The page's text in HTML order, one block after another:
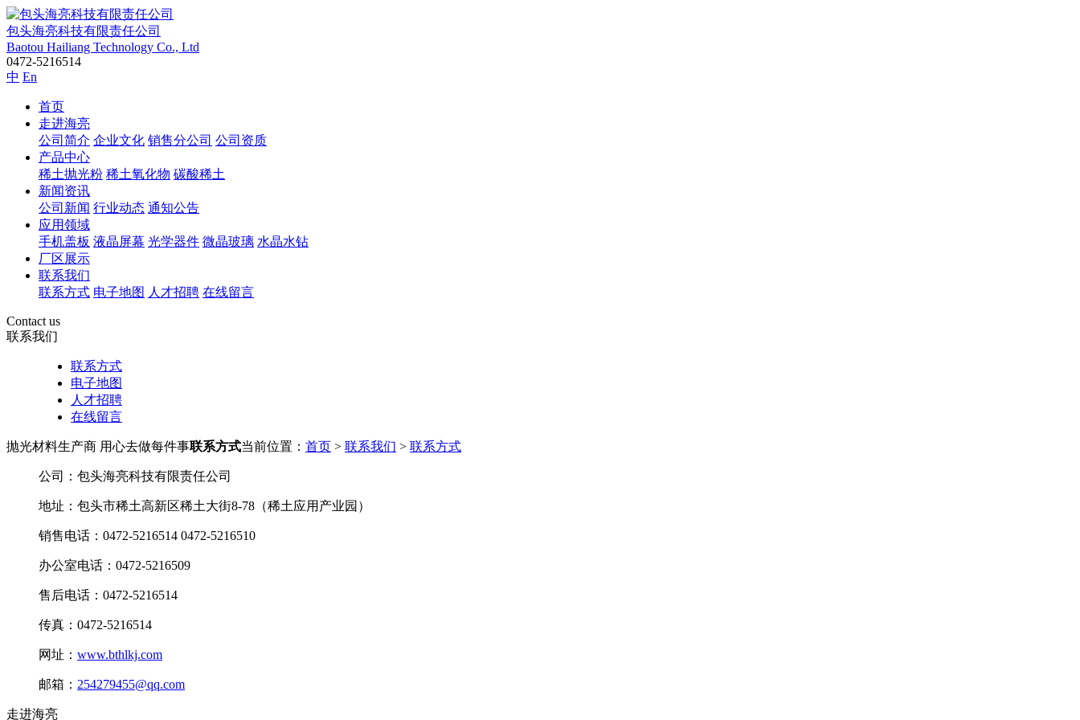
包头海亮科技有限责任公司
Baotou Hailiang Technology Co., Ltd
0472-5216514
中 En
首页
走进海亮
公司简介 企业文化 销售分公司 公司资质
产品中心
稀土抛光粉 稀土氧化物 碳酸稀土
新闻资讯
公司新闻 行业动态 通知公告
应用领域
手机盖板 液晶屏幕 光学器件 微晶玻璃 水晶水钻
厂区展示
联系我们
联系方式 电子地图 人才招聘 在线留言
Contact us
联系我们
联系方式
电子地图
人才招聘
在线留言
抛光材料生产商 用心去做每件事联系方式当前位置： 首页 > 联系我们 > 联系方式
公司：包头海亮科技有限责任公司
地址：包头市稀土高新区稀土大街8-78（稀土应用产业园）
销售电话：0472-5216514 0472-5216510
办公室电话：0472-5216509
售后电话：0472-5216514
传真：0472-5216514
网址： www.bthlkj.com
邮箱： 254279455@qq.com
走进海亮